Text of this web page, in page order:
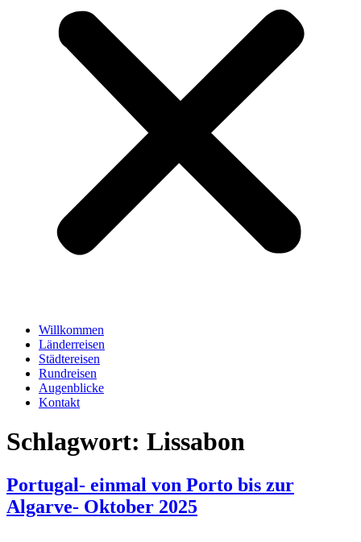
Willkommen
Länderreisen
Städtereisen
Rundreisen
Augenblicke
Kontakt
Schlagwort: Lissabon
Portugal- einmal von Porto bis zur
Algarve- Oktober 2025